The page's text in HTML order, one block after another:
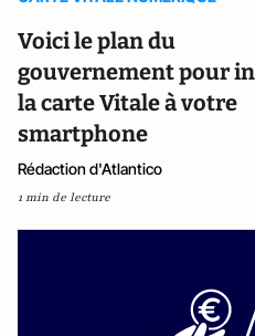
Voici le plan du
gouvernement pour
la carte Vitale à votre
smartphone
Rédaction d'Atlantico
1 min de lecture